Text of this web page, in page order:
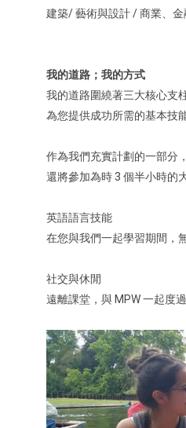
建築/ 藝術與設計 / 商業、
我的道路；我的方式
我的道路圍繞著三大核心支
為您提供成功所需的基本技
作為我們充實計劃的一部分
還將參加為時 3 個半小時的
英語語言技能
在您與我們一起學習期間，
社交與休閒
遠離課堂，與 MPW 一起度